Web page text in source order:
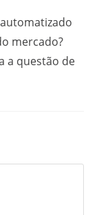
mercado?
a questão de